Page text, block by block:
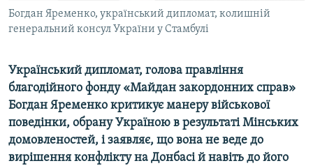
Богдан Яременко, український дипломат, колишній
генеральний консул України у Стамбулі
Український дипломат, голова правління
благодійного фонду «Майдан закордонних справ»
Богдан Яременко критикує манеру військової
поведінки, обрану Україною в результаті Мінських
домовленостей, і заявляє, що вона не веде до
вирішення конфлікту на Донбасі й навіть до його